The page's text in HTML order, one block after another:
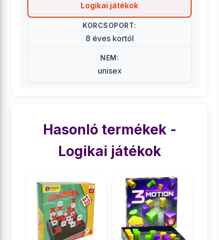
Logikai játékok
KORCSOPORT:
8 éves kortól
NEM:
unisex
Hasonló termékek -
Logikai játékok